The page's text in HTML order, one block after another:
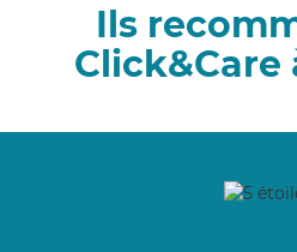
Ils
Click&Care